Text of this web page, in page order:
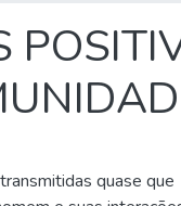
quase que